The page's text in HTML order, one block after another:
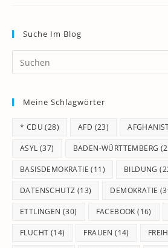
Suche Im Blog
Meine Schlagwörter
* CDU (28) AFD (23)
ASYL (37) BADEN-WÜRTTEMBERG
BASISDEMOKRATIE (11) BILDUNG
DATENSCHUTZ (13) DEMOKRATIE
ETTLINGEN (30) FACEBOOK (16)
FLUCHT (14) FRAUEN (14)